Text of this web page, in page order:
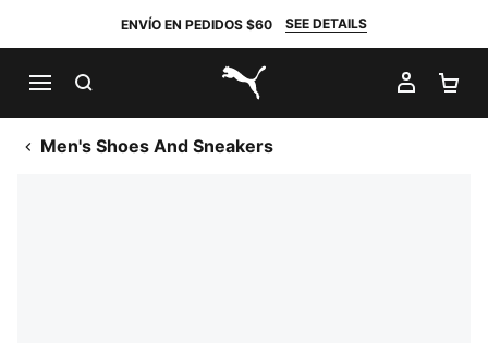
ENVÍO EN PEDIDOS $60 SEE DETAILS
PUMA.com
MI
Men's Shoes And Sneakers